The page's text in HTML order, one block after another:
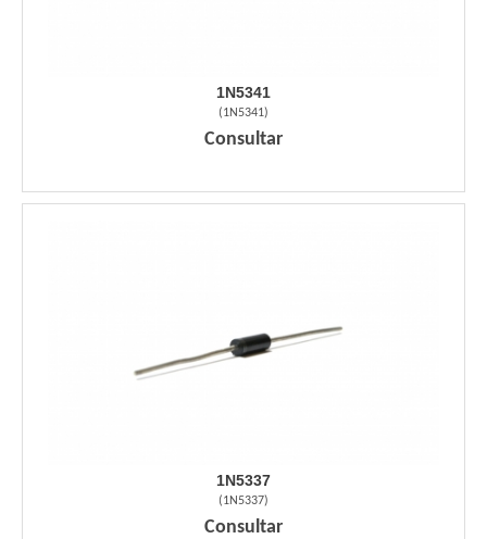
1N5341
(1N5341)
Consultar
1N5337
(1N5337)
Consultar